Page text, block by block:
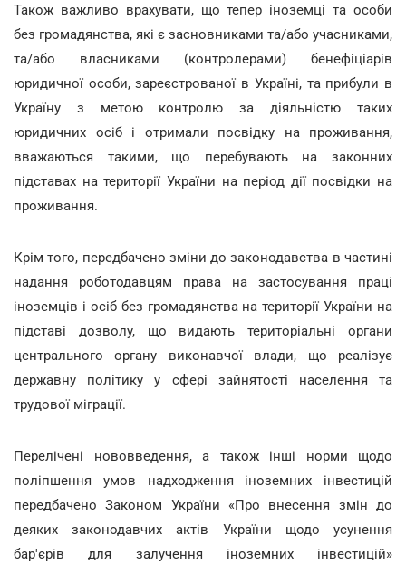
Також важливо врахувати, що тепер іноземці та особи
без громадянства, які є засновниками та/або учасниками,
та/або власниками (контролерами) бенефіціарів
юридичної особи, зареєстрованої в Україні, та прибули в
Україну з метою контролю за діяльністю таких
юридичних осіб і отримали посвідку на проживання,
вважаються такими, що перебувають на законних
підставах на території України на період дії посвідки на
проживання.
Крім того, передбачено зміни до законодавства в частині
надання роботодавцям права на застосування праці
іноземців і осіб без громадянства на території України на
підставі дозволу, що видають територіальні органи
центрального органу виконавчої влади, що реалізує
державну політику у сфері зайнятості населення та
трудової міграції.
Перелічені нововведення, а також інші норми щодо
поліпшення умов надходження іноземних інвестицій
передбачено Законом України «Про внесення змін до
деяких законодавчих актів України щодо усунення
бар'єрів для залучення іноземних інвестицій»